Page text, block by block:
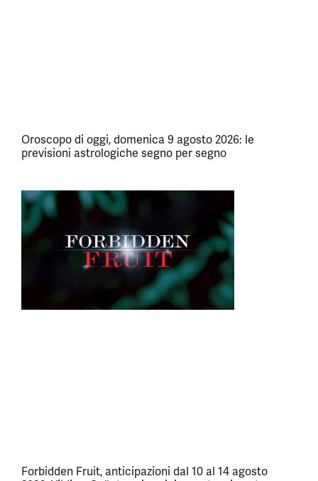
Oroscopo di oggi, domenica 9 agosto 2026: le
previsioni astrologiche segno per segno
Forbidden Fruit, anticipazioni dal 10 al 14 agosto